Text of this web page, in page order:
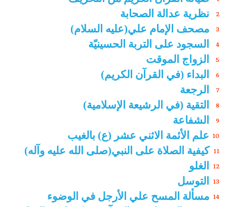
2 نظرية عدالة الصحابة
3 مصحف الإمام علي(عليه السلام)
4 السجود على التربة الحسينيّة
5 الزواج الموقت
6 البداء (في القرآن الكريم)
7 الرجعة
8 التقية (في الرشيعة الإسلامية)
9 الشفاعة
10 علم الأئمة الاثني عشر (ع) بالغيب
11 كيفية الصلاة على النبي(صلى الله عليه وآله)
12 الغلو
13 التوسل
14 مسألة المسح علي الأرجل في الوضوء